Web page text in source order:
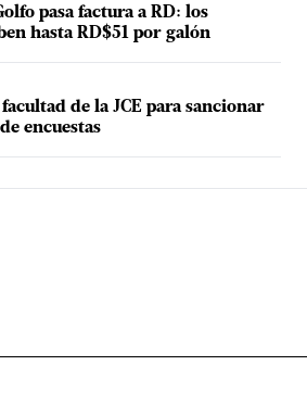
pasa factura a RD: los
hasta RD$51 por galón
de la JCE para sancionar
encuestas